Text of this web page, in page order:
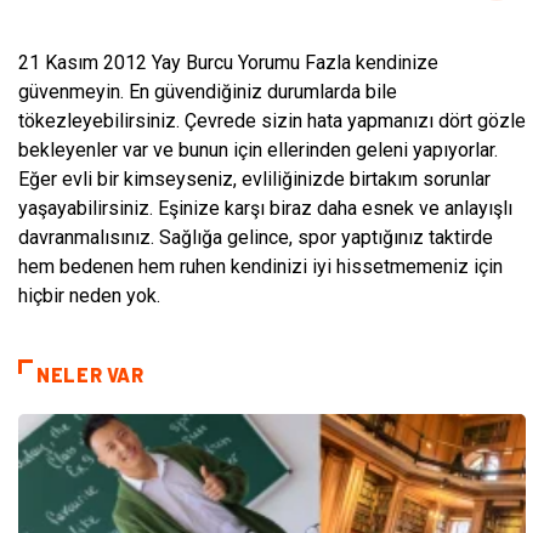
21 Kasım 2012 Yay Burcu Yorumu Fazla kendinize
güvenmeyin. En güvendiğiniz durumlarda bile
tökezleyebilirsiniz. Çevrede sizin hata yapmanızı dört gözle
bekleyenler var ve bunun için ellerinden geleni yapıyorlar.
Eğer evli bir kimseyseniz, evliliğinizde birtakım sorunlar
yaşayabilirsiniz. Eşinize karşı biraz daha esnek ve anlayışlı
davranmalısınız. Sağlığa gelince, spor yaptığınız taktirde
hem bedenen hem ruhen kendinizi iyi hissetmemeniz için
hiçbir neden yok.
NELER VAR